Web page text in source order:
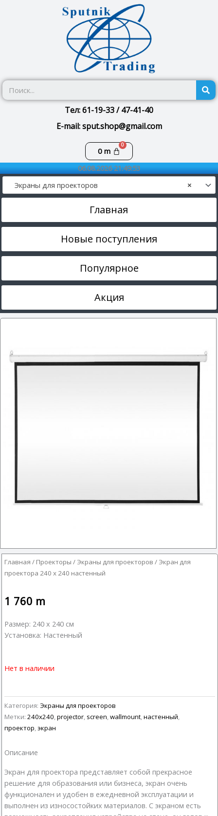
Тел: 61-19-33 / 47-41-40
E-mail: sput.shop@gmail.com
0m
Корзина
06.08.2026 21:49:53
×
Экраны для проекторов
Главная
Новые поступления
Популярное
Акция
Главная / Проекторы / Экраны для проекторов / Экран для
проектора 240 х 240 настенный
1 760 m
Размер: 240 х 240 см
Установка: Настенный
Нет в наличии
Категория: Экраны для проекторов
Метки: 240x240 projector screen wallmount настенный
проектор экран
Описание
Экран для проектора представляет собой прекрасное
решение для образования или бизнеса, экран очень
функционален и удобен в ежедневной эксплуатации и
выполнен из износостойких материалов. С экраном есть